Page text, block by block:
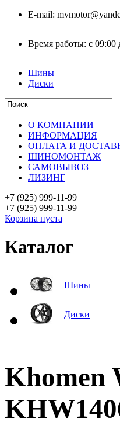
E-mail:
Время работы: с 09:00
Шины
Диски
О КОМПАНИИ
ИНФОРМАЦИЯ
ОПЛАТА И
ШИНОМОНТАЖ
САМОВЫВОЗ
ЛИЗИНГ
+7 (925) 999-11-99
+7 (925) 999-11-99
Корзина пуста
Каталог
Шины
Диски
Khomen